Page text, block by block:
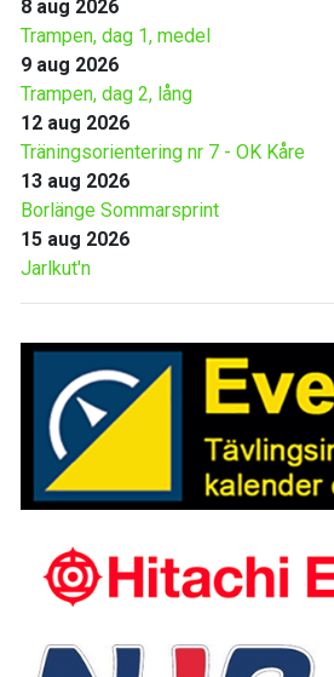
8 aug 2026
Trampen, dag 1, medel
9 aug 2026
Trampen, dag 2, lång
12 aug 2026
Träningsorientering nr 7 - OK Kåre
13 aug 2026
Borlänge Sommarsprint
15 aug 2026
Jarlkut'n